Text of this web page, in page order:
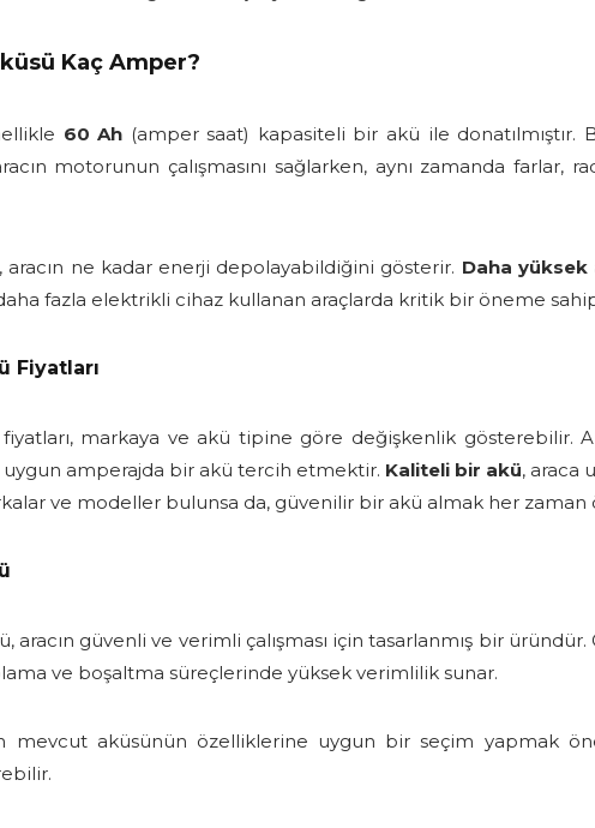
Kaç Amper?
60 Ah (amper saat) kapasiteli bir akü ile
motorunun çalışmasını sağlarken, aynı zamanda farlar,
aracın ne kadar enerji depolayabildiğini gösterir. Daha yüksek
fazla elektrikli cihaz kullanan araçlarda kritik bir öneme
Fiyatları
markaya ve akü tipine göre değişkenlik
uygun amperajda bir akü tercih etmektir. Kaliteli bir akü, araca
ve modeller bulunsa da, güvenilir bir akü almak her zaman
aracın güvenli ve verimli çalışması için tasarlanmış bir üründür.
ve boşaltma süreçlerinde yüksek verimlilik sunar.
mevcut aküsünün özelliklerine uygun bir seçim yapmak